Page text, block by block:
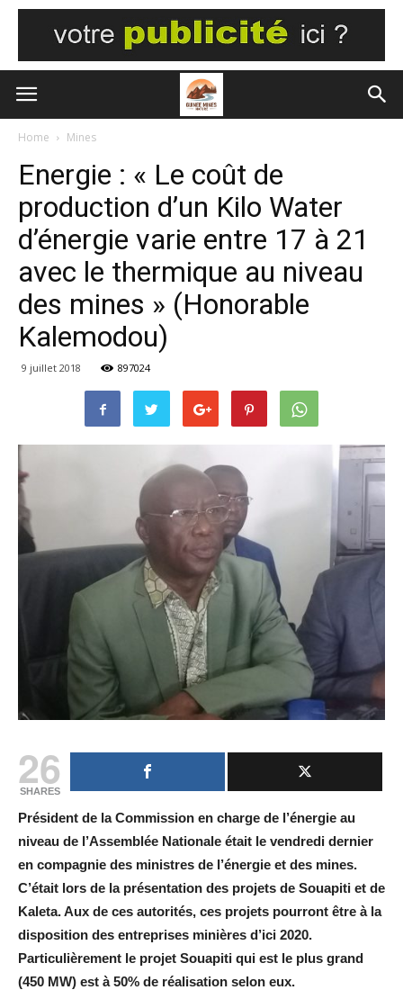
Home Mines
Energie : « Le coût de
production d’un Kilo Water
d’énergie varie entre 17 à 21
avec le thermique au niveau
des mines » (Honorable
Kalemodou)
9 juillet 2018 897024
26
SHARES
Président de la Commission en charge de l’énergie au
niveau de l’Assemblée Nationale était le vendredi dernier
en compagnie des ministres de l’énergie et des mines.
C’était lors de la présentation des projets de Souapiti et de
Kaleta. Aux de ces autorités, ces projets pourront être à la
disposition des entreprises minières d’ici 2020.
Particulièrement le projet Souapiti qui est le plus grand
(450 MW) est à 50% de réalisation selon eux.